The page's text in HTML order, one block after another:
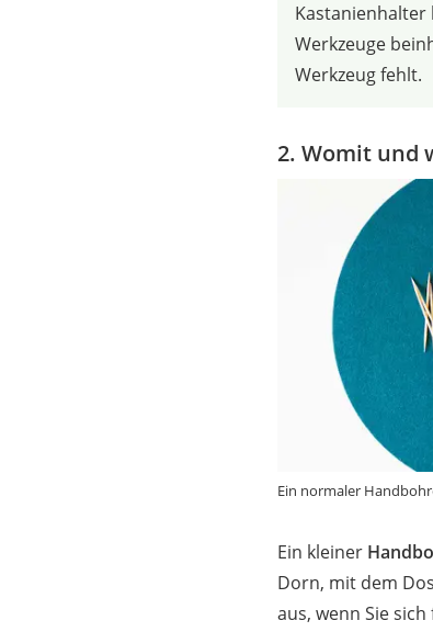
Kastanienhalter
Werkzeuge
Werkzeug fehlt.
2. Womit und
Ein normaler
Ein kleiner
Dorn, mit dem
aus, wenn Sie